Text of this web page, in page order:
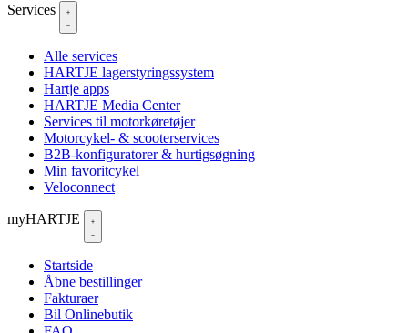
Services
Alle services
HARTJE lagerstyringssystem
Hartje apps
HARTJE Media Center
Services til motorkøretøjer
Motorcykel- & scooterservices
B2B-konfiguratorer & hurtigsøgning
Min favoritcykel
Veloconnect
myHARTJE
Startside
Åbne bestillinger
Fakturaer
Bil Onlinebutik